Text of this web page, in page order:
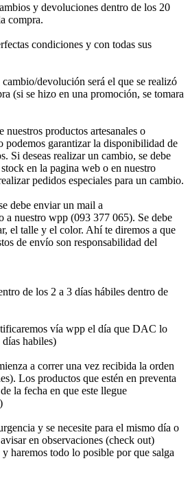
y devoluciones dentro de los 20
compra.
condiciones y con todas sus
devolución será el que se realizó
(si se hizo en una promoción, se tomara
nuestros productos artesanales o
podemos garantizar la disponibilidad de
Si deseas realizar un cambio, se debe
en la pagina web o en nuestro
pedidos especiales para un cambio.
debe enviar un mail a
a nuestro wpp (093 377 065). Se debe
el talle y el color. Ahí te diremos a que
de envío son responsabilidad del
de los 2 a 3 días hábiles dentro de
vía wpp el día que DAC lo
habiles)
a correr una vez recibida la orden
Los productos que estén en preventa
la fecha en que este llegue
y se necesite para el mismo día o
en observaciones (check out)
haremos todo lo posible por que salga